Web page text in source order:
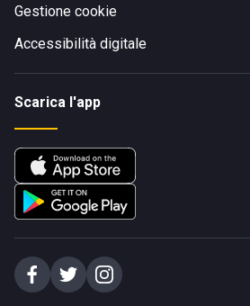
Gestione cookie
Accessibilità digitale
Scarica l'app